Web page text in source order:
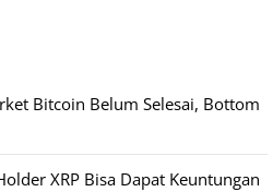
Bitcoin Belum Selesai, Bottom
XRP Bisa Dapat Keuntungan